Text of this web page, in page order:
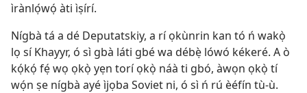
ìrànlọ́wọ́ àti ìṣírí.
Nígbà tá a dé Deputatskiy, a rí ọkùnrin kan tó ń wakọ̀
lọ sí Khayyr, ó sì gbà láti gbé wa débẹ̀ lówó kékeré. A ò
kọ́kọ́ fẹ́ wọ ọkọ̀ yẹn torí ọkọ̀ náà ti gbó, àwọn ọkọ̀ tí
wọ́n ṣe nígbà ayé ìjọba Soviet ni, ó sì ń rú èéfín tù-ù.